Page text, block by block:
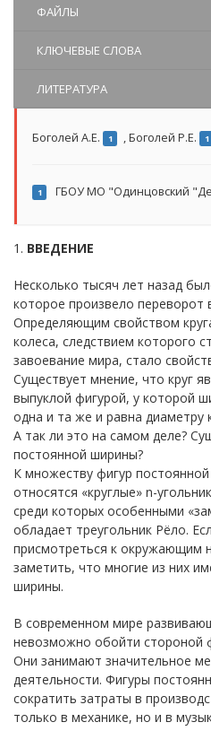
ФАЙЛЫ
КЛЮЧЕВЫЕ СЛОВА
ЛИТЕРАТУРА
Боголей А.Е. 1 ,Боголей Р.Е. 1
1 ГБОУ МО "Одинцовский
1. ВВЕДЕНИЕ
Несколько тысяч лет назад
которое произвело переворот
Определяющим свойством
колеса, следствием которого
завоевание мира, стало
Существует мнение, что круг
выпуклой фигурой, у которой
одна и та же и равна диаметру
А так ли это на самом деле?
постоянной ширины?
К множеству фигур
относятся «круглые» n-
среди которых особенными
обладает треугольник Рёло.
присмотреться к окружающим
заметить, что многие из них
ширины.
В современном мире
невозможно обойти стороной
Они занимают значительное
деятельности. Фигуры
сократить затраты в
только в механике, но и в